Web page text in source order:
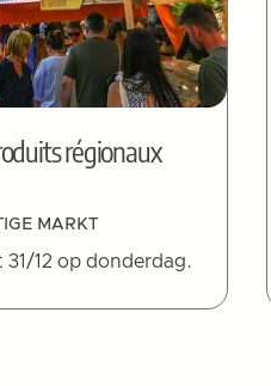
régionaux
MARKT
12 op donderdag.